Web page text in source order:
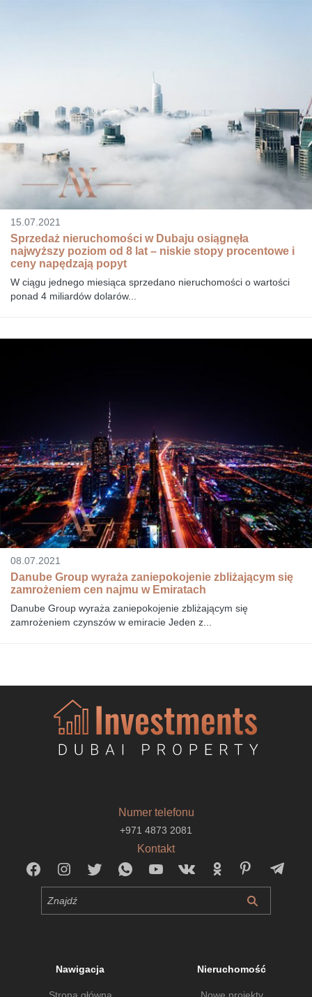
15.07.2021
Sprzedaż nieruchomości w Dubaju osiągnęła
najwyższy poziom od 8 lat – niskie stopy procentowe i
ceny napędzają popyt
W ciągu jednego miesiąca sprzedano nieruchomości o wartości
ponad 4 miliardów dolarów...
08.07.2021
Danube Group wyraża zaniepokojenie zbliżającym się
zamrożeniem cen najmu w Emiratach
Danube Group wyraża zaniepokojenie zbliżającym się
zamrożeniem czynszów w emiracie Jeden z...
Numer telefonu
+971 4873 2081
Kontakt
Nawigacja Nieruchomość